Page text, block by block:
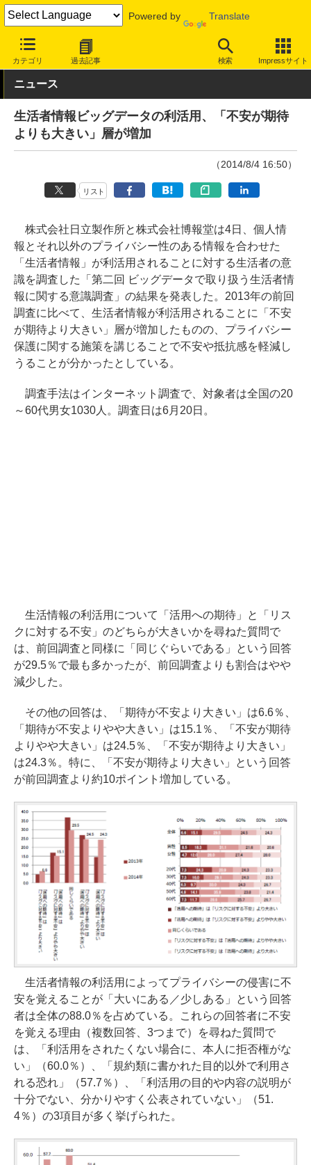
Powered by Translate
カテゴリ 過去記事 検索 Impressサイト
INTERNET Watch トピック 調査
ニュース
生活者情報ビッグデータの利活用、「不安が期待
よりも大きい」層が増加
（2014/8/4 16:50）
リスト
株式会社日立製作所と株式会社博報堂は4日、個人情
報とそれ以外のプライバシー性のある情報を合わせた
「生活者情報」が利活用されることに対する生活者の意
識を調査した「第二回 ビッグデータで取り扱う生活者情
報に関する意識調査」の結果を発表した。2013年の前回
調査に比べて、生活者情報が利活用されることに「不安
が期待より大きい」層が増加したものの、プライバシー
保護に関する施策を講じることで不安や抵抗感を軽減し
うることが分かったとしている。
調査手法はインターネット調査で、対象者は全国の20
～60代男女1030人。調査日は6月20日。
生活情報の利活用について「活用への期待」と「リス
クに対する不安」のどちらが大きいかを尋ねた質問で
は、前回調査と同様に「同じぐらいである」という回答
が29.5％で最も多かったが、前回調査よりも割合はやや
減少した。
その他の回答は、「期待が不安より大きい」は6.6％、
「期待が不安よりやや大きい」は15.1％、「不安が期待
よりやや大きい」は24.5％、「不安が期待より大きい」
は24.3％。特に、「不安が期待より大きい」という回答
が前回調査より約10ポイント増加している。
生活者情報の利活用によってプライバシーの侵害に不
安を覚えることが「大いにある／少しある」という回答
者は全体の88.0％を占めている。これらの回答者に不安
を覚える理由（複数回答、3つまで）を尋ねた質問で
は、「利活用をされたくない場合に、本人に拒否権がな
い」（60.0％）、「規約類に書かれた目的以外で利用さ
れる恐れ」（57.7％）、「利活用の目的や内容の説明が
十分でない、分かりやすく公表されていない」（51.
4％）の3項目が多く挙げられた。